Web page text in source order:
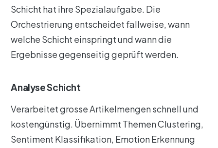
Schicht hat ihre Spezialaufgabe. Die
Orchestrierung entscheidet fallweise, wann
welche Schicht einspringt und wann die
Ergebnisse gegenseitig geprüft werden.
Analyse Schicht
Verarbeitet grosse Artikelmengen schnell und
kostengünstig. Übernimmt Themen Clustering,
Sentiment Klassifikation, Emotion Erkennung